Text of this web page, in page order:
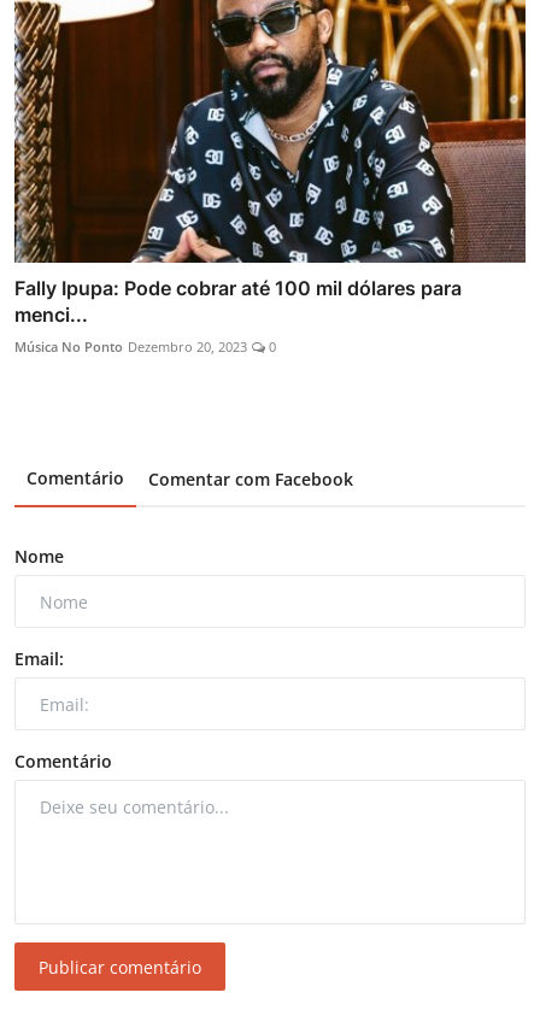
Fally Ipupa: Pode cobrar até 100 mil dólares para
menci...
Música No Ponto Dezembro 20, 2023 0
Comentário Comentar com Facebook
Nome
Email:
Comentário
Publicar comentário